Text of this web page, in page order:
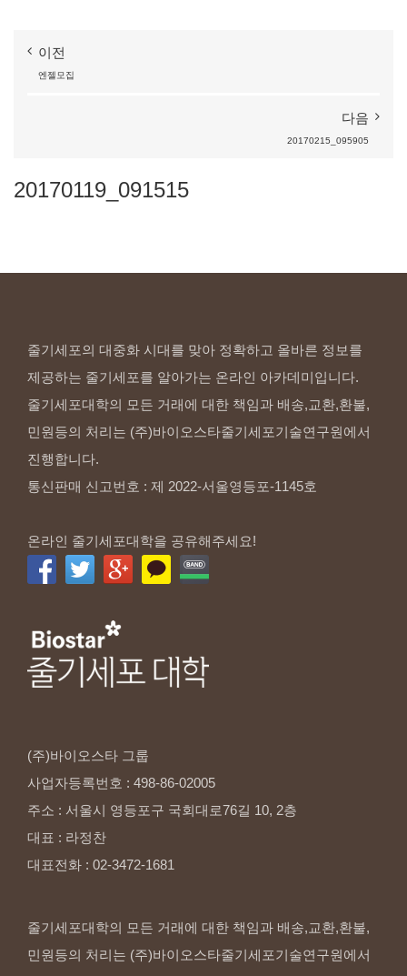
이전
엔젤모집
다음
20170215_095905
20170119_091515
줄기세포의 대중화 시대를 맞아 정확하고 올바른 정보를
제공하는 줄기세포를 알아가는 온라인 아카데미입니다.
줄기세포대학의 모든 거래에 대한 책임과 배송,교환,환불,
민원등의 처리는 (주)바이오스타줄기세포기술연구원에서
진행합니다.
통신판매 신고번호 : 제 2022-서울영등포-1145호
온라인 줄기세포대학을 공유해주세요!
(주)바이오스타 그룹
사업자등록번호 : 498-86-02005
주소 : 서울시 영등포구 국회대로76길 10, 2층
대표 : 라정찬
대표전화 : 02-3472-1681
줄기세포대학의 모든 거래에 대한 책임과 배송,교환,환불,
민원등의 처리는 (주)바이오스타줄기세포기술연구원에서